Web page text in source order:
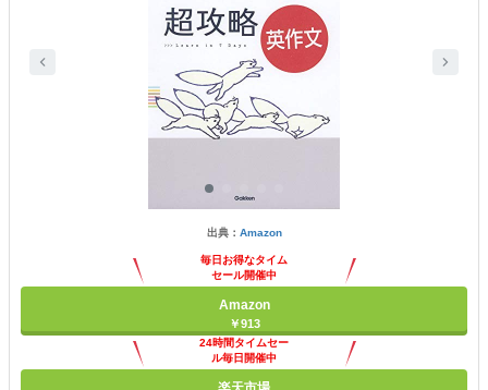
出典： Amazon
毎日お得なタイム
セール開催中
Amazon
￥913
24時間タイムセー
ル毎日開催中